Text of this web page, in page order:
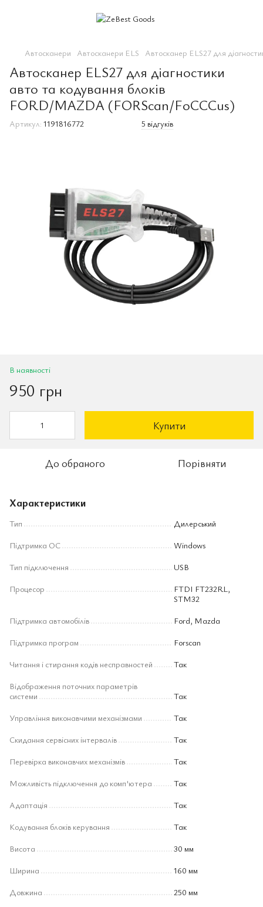
Автосканери Автосканери ELS Автосканер ELS27 для
Автосканер ELS27 для діагностики
авто та кодування блоків
FORD/MAZDA (FORScan/FoCCCus)
Артикул: 1191816772 5 відгуків
В наявності
950 грн
Купити
До обраного Порівняти
Характеристики
Тип
Дилерський
Підтримка ОС
Windows
Тип підключення
USB
Процесор
FTDI FT232RL,
STM32
Підтримка автомобілів
Ford, Mazda
Підтримка програм
Forscan
Читання і стирання кодів несправностей
Так
Відображення поточних параметрів
системи
Так
Управління виконавчими механізмами
Так
Скидання сервісних інтервалів
Так
Перевірка виконавчих механізмів
Так
Можливість підключення до комп'ютера
Так
Адаптація
Так
Кодування блоків керування
Так
Висота
30 мм
Ширина
160 мм
Довжина
250 мм